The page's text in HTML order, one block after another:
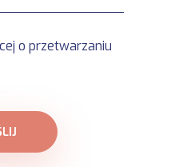
o przetwarzaniu